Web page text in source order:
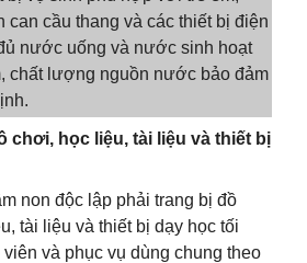
can cầu thang và các thiết bị điện
nước uống và nước sinh hoạt
chất lượng nguồn nước bảo đảm
chơi, học liệu, tài liệu và thiết bị
non độc lập phải trang bị đồ
tài liệu và thiết bị dạy học tối
và phục vụ dùng chung theo